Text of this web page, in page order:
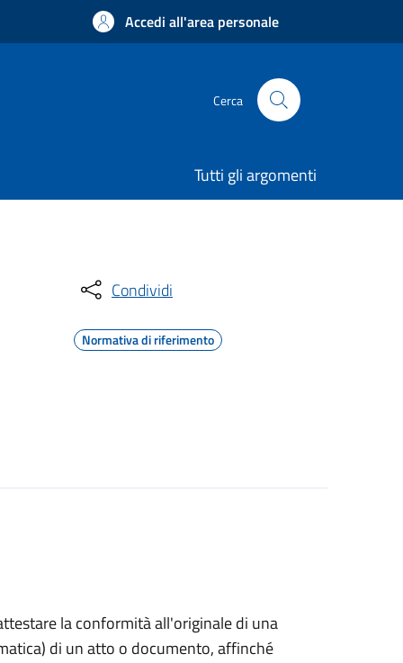
Accedi all'area personale
Cerca
Tutti gli argomenti
Condividi
Normativa di riferimento
la conformità all'originale di una
di un atto o documento, affinché